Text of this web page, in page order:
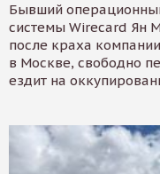
Бывший
системы Wirecard Ян
после краха
в Москве, свободно
ездит на